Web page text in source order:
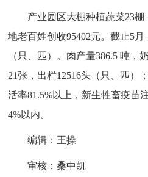
产业园区大棚种植蔬菜23
地老百姓创收95402元。截止5
（只、匹）。肉产量386.5 吨，
21张，出栏12516头（只、匹）
活率81.5%以上，新生牲畜疫苗
4%以内。
编辑：王操
审核：桑中凯